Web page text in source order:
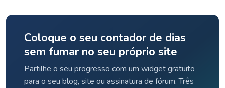
Coloque o seu contador de dias
sem fumar no seu próprio site
Partilhe o seu progresso com um widget gratuito
para o seu blog, site ou assinatura de fórum. Três